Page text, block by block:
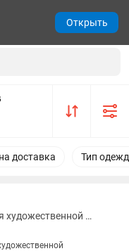
доставка Тип
Купальник для художественной гимнастики
Открыть